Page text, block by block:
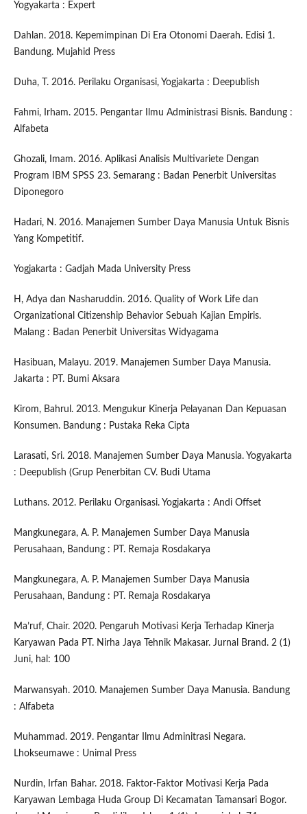
Yogyakarta : Expert
Dahlan. 2018. Kepemimpinan Di Era Otonomi Daerah. Edisi 1.
Bandung. Mujahid Press
Duha, T. 2016. Perilaku Organisasi, Yogjakarta : Deepublish
Fahmi, Irham. 2015. Pengantar Ilmu Administrasi Bisnis. Bandung :
Alfabeta
Ghozali, Imam. 2016. Aplikasi Analisis Multivariete Dengan
Program IBM SPSS 23. Semarang : Badan Penerbit Universitas
Diponegoro
Hadari, N. 2016. Manajemen Sumber Daya Manusia Untuk Bisnis
Yang Kompetitif.
Yogjakarta : Gadjah Mada University Press
H, Adya dan Nasharuddin. 2016. Quality of Work Life dan
Organizational Citizenship Behavior Sebuah Kajian Empiris.
Malang : Badan Penerbit Universitas Widyagama
Hasibuan, Malayu. 2019. Manajemen Sumber Daya Manusia.
Jakarta : PT. Bumi Aksara
Kirom, Bahrul. 2013. Mengukur Kinerja Pelayanan Dan Kepuasan
Konsumen. Bandung : Pustaka Reka Cipta
Larasati, Sri. 2018. Manajemen Sumber Daya Manusia. Yogyakarta
: Deepublish (Grup Penerbitan CV. Budi Utama
Luthans. 2012. Perilaku Organisasi. Yogjakarta : Andi Offset
Mangkunegara, A. P. Manajemen Sumber Daya Manusia
Perusahaan, Bandung : PT. Remaja Rosdakarya
Mangkunegara, A. P. Manajemen Sumber Daya Manusia
Perusahaan, Bandung : PT. Remaja Rosdakarya
Ma’ruf, Chair. 2020. Pengaruh Motivasi Kerja Terhadap Kinerja
Karyawan Pada PT. Nirha Jaya Tehnik Makasar. Jurnal Brand. 2 (1)
Juni, hal: 100
Marwansyah. 2010. Manajemen Sumber Daya Manusia. Bandung
: Alfabeta
Muhammad. 2019. Pengantar Ilmu Adminitrasi Negara.
Lhokseumawe : Unimal Press
Nurdin, Irfan Bahar. 2018. Faktor-Faktor Motivasi Kerja Pada
Karyawan Lembaga Huda Group Di Kecamatan Tamansari Bogor.